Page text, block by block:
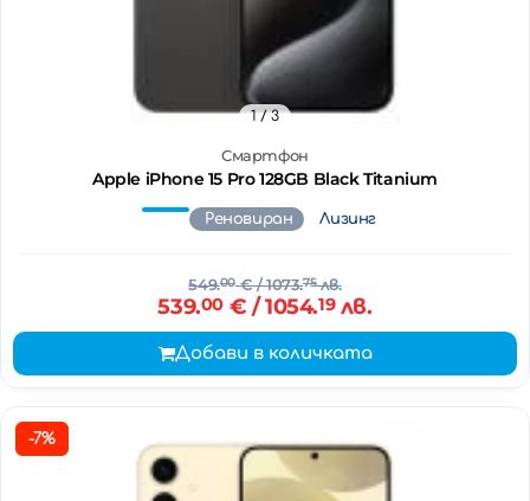
Смартфон
Apple iPhone 15 Pro 128GB Black Titanium
1/ 3
Реновиран Лизинг
549.00€/ 1073.75лв.
539.00€/ 1054.19лв.
Добави в количката
-7%